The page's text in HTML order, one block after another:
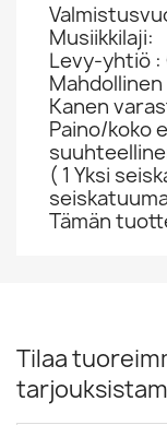
Musiikkilaji:
Levy-yhtiö :
Kanen
Paino/koko
( 1 Yksi
Tämän
Tilaa